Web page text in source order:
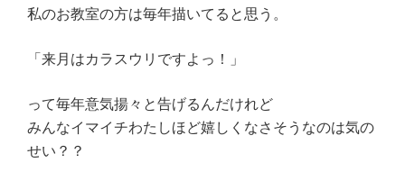
私のお教室の方は毎年描いてると思う。
「来月はカラスウリですよっ！」
って毎年意気揚々と告げるんだけれど
みんなイマイチわたしほど嬉しくなさそうなのは気の
せい？？